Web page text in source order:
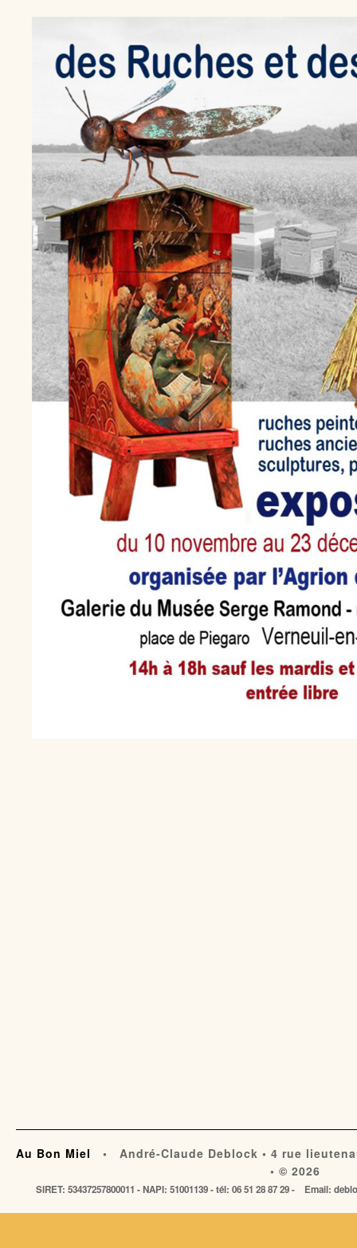
Au Bon Miel
• André-Claude Deblock • 4 rue
• © 2026
SIRET: 53437257800011 - NAPI: 51001139 - tél: 06 51 28 87 29 - Email: